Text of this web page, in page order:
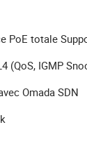
PoE totale
(QoS, IGMP
Omada SDN